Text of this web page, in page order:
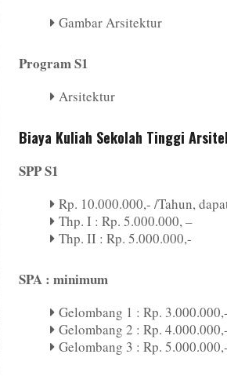
Gambar Arsitektur
Program S1
Arsitektur
Biaya Kuliah Sekolah Tinggi
SPP S1
Rp. 10.000.000,- /Tahun,
Thp. I : Rp. 5.000.000, –
Thp. II : Rp. 5.000.000,-
SPA : minimum
Gelombang 1 : Rp. 3.000.000,-
Gelombang 2 : Rp. 4.000.000,-
Gelombang 3 : Rp. 5.000.000,-